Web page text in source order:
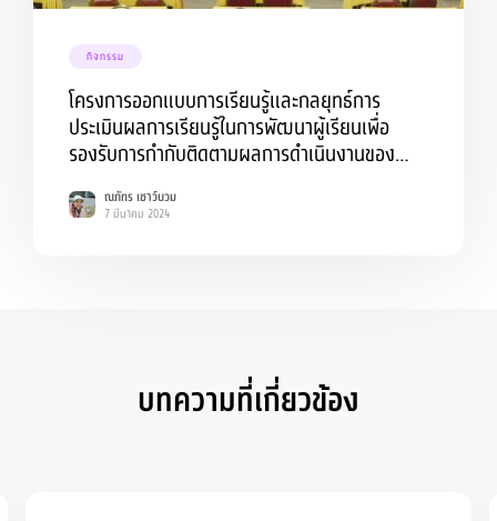
กิจกรรม
โครงการออกแบบการเรียนรู้และกลยุทธ์การ
ประเมินผลการเรียนรู้ในการพัฒนาผู้เรียนเพื่อ
รองรับการกำกับติดตามผลการดำเนินงานของ
ณภัทร เชาว์นวม
7 มีนาคม 2024
บทความที่เกี่ยวข้อง